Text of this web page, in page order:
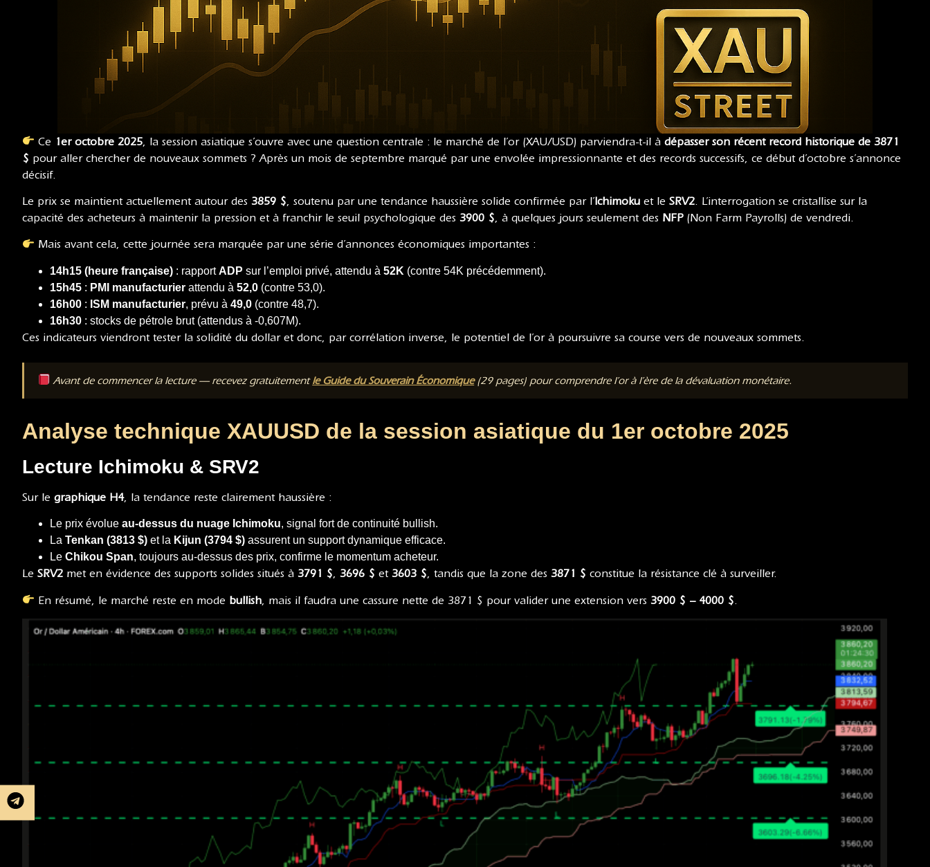
Ce 1er octobre 2025, la session asiatique s’ouvre avec une question centrale : le marché de l’or (XAU/USD) parviendra-t-il àdépasser son récent record historique de 3871
$ pour aller chercher de nouveaux sommets ? Après un mois de septembre marqué par une envolée impressionnante et des records successifs, ce début d’octobre s’annonce
décisif.
Le prix se maintient actuellement autour des 3859 $, soutenu par une tendance haussière solide confirmée par l’Ichimoku et le SRV2. L’interrogation se cristallise sur la
capacité des acheteurs à maintenir la pression et à franchir le seuil psychologique des 3900 $, à quelques jours seulement des NFP(Non Farm Payrolls) de vendredi.
Mais avant cela, cette journée sera marquée par une série d’annonces économiques importantes :
14h15 (heure française) : rapportADP sur l’emploi privé, attendu à 52K (contre 54K précédemment).
15h45 : PMI manufacturier attendu à 52,0 (contre 53,0).
16h00 : ISM manufacturier, prévu à 49,0 (contre 48,7).
16h30 : stocks de pétrole brut (attendus à -0,607M).
Ces indicateurs viendront tester la solidité du dollar et donc, par corrélation inverse, le potentiel de l’or à poursuivre sa course vers de nouveaux sommets.
Avant de commencer la lecture — recevez gratuitementle Guide du Souverain Économique(29 pages) pour comprendre l’or à l’ère de la dévaluation monétaire.
Analyse technique XAUUSD de la session asiatique du 1er octobre 2025
Lecture Ichimoku & SRV2
Sur le graphique H4, la tendance reste clairement haussière :
Le prix évolue au-dessus du nuage Ichimoku, signal fort de continuité bullish.
La Tenkan (3813 $) et la Kijun (3794 $) assurent un support dynamique efficace.
Le Chikou Span, toujours au-dessus des prix, confirme le momentum acheteur.
Le SRV2 met en évidence des supports solides situés à 3791 $, 3696 $ et 3603 $, tandis que la zone des 3871 $ constitue la résistance clé à surveiller.
En résumé, le marché reste en mode bullish , mais il faudra une cassure nette de 3871 $ pour valider une extension vers3900 $ – 4000 $